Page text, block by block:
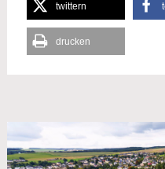
twittern
drucken